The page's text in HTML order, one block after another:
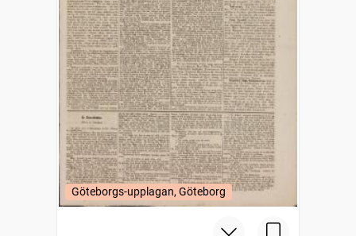
Göteborgs-upplagan, Göteborg